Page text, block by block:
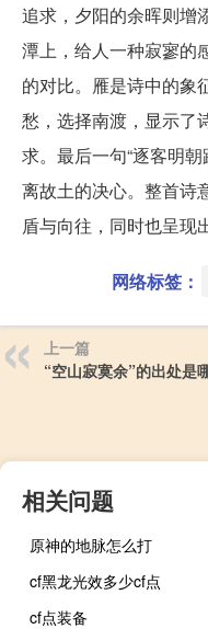
追求，夕阳的余晖则增
潭上，给人一种寂寥的
的对比。雁是诗中的象
愁，选择南渡，显示了
求。最后一句“逐客明
离故土的决心。整首诗
盾与向往，同时也呈现
网络标签：
上一篇
“空山寂寞余”的出处是
相关问题
原神的地脉怎么打
cf黑龙光效多少cf点
cf点装备